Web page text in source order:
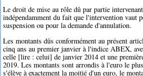
Le droit de mise au rôle dû par partie
indépendamment du fait que l'intervention vaut
suspension ou pour la demande d'annulation.
Les montants dûs conformément au présent
cinq ans au premier janvier à l'indice ABEX,
celle [lire : celui] de janvier 2014 et une
2019. Les montants sont arrondis à l'euro le
s'élève à exactement la moitié d'un euro, le